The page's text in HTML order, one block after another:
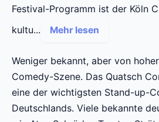
Festival-Programm ist der Köln
kultu...
Mehr lesen
Weniger bekannt, aber von
Comedy-Szene. Das Quatsch
eine der wichtigsten Stand-up-
Deutschlands. Viele bekannte